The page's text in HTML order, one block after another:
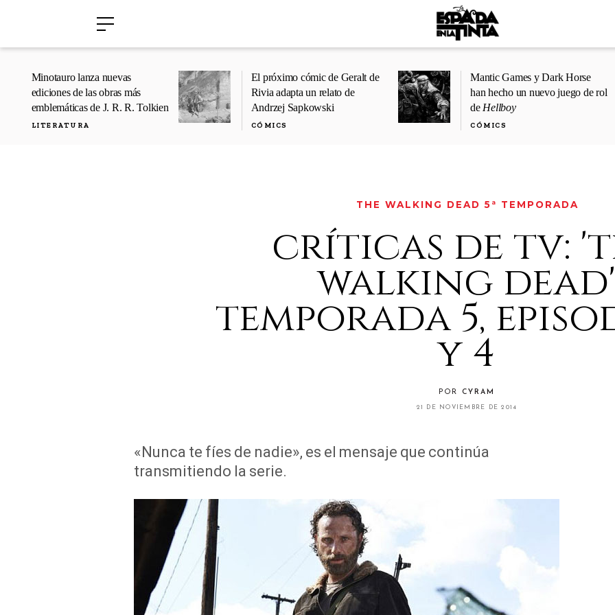
Minotauro lanza nuevas
ediciones de las obras más
emblemáticas de J. R. R. Tolkien
LITERATURA
El próximo cómic de Geralt de
Rivia adapta un relato de
Andrzej Sapkowski
CÓMICS
Mantic Games y Dark Horse
han hecho un nuevo juego de rol
de Hellboy
CÓMICS
THE WALKING DEAD 5ª TEMPORADA
críticas de tv:
walking dead'
temporada 5,
y 4
POR CYRAM
21 DE NOVIEMBRE DE 2014
«Nunca te fíes de nadie», es el mensaje que continúa
transmitiendo la serie.
›